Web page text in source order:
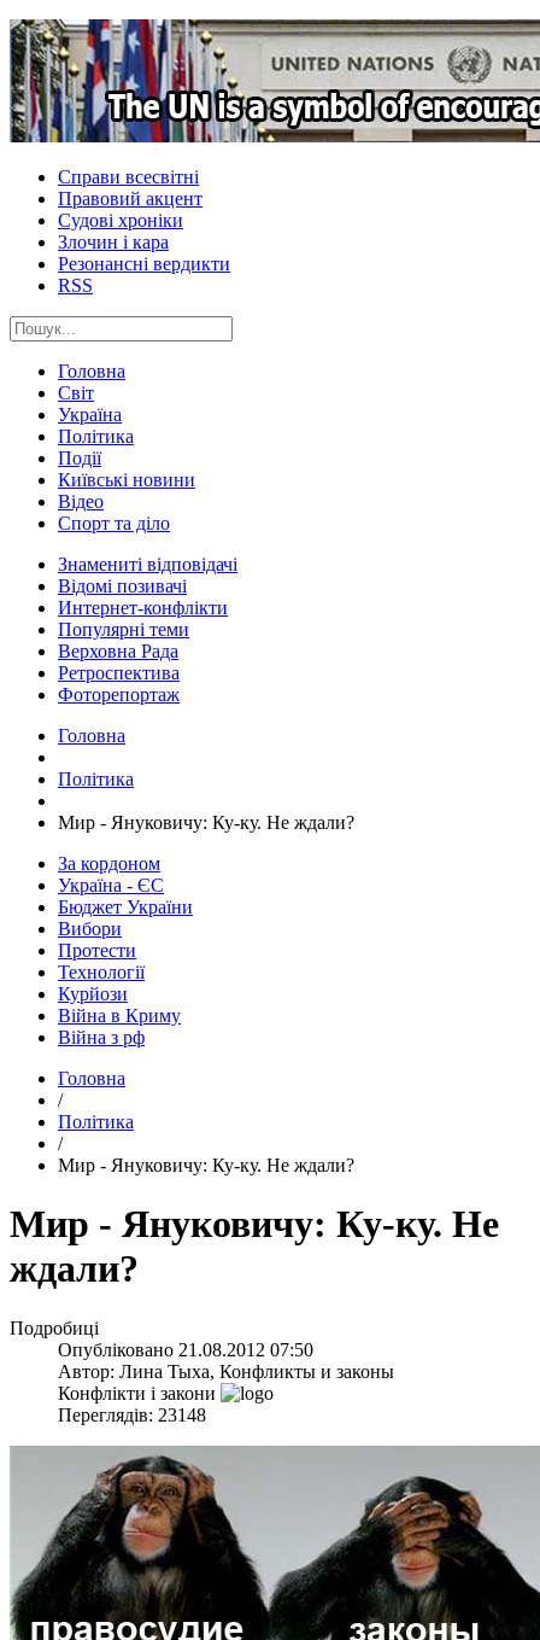
Справи всесвітні
Правовий акцент
Судові хроніки
Злочин і кара
Резонансні вердикти
RSS
Головна
Світ
Україна
Політика
Події
Київські новини
Відео
Спорт та діло
Знамениті відповідачі
Відомі позивачі
Интернет-конфлікти
Популярні теми
Верховна Рада
Ретроспектива
Фоторепортаж
Головна
Політика
Мир - Януковичу: Ку-ку. Не ждали?
За кордоном
Україна - ЄС
Бюджет України
Вибори
Протести
Технології
Курйози
Війна в Криму
Війна з рф
Головна
/
Політика
/
Мир - Януковичу: Ку-ку. Не ждали?
Мир - Януковичу: Ку-ку. Не
ждали?
Подробиці
Опубліковано 21.08.2012 07:50
Автор: Лина Тыха, Конфликты и законы
Конфлікти і закони
Переглядів: 23148